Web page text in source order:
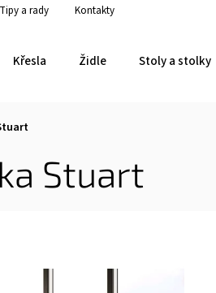
Tipy a rady Kontakty
Křesla Židle Stoly a stolky
Stuart